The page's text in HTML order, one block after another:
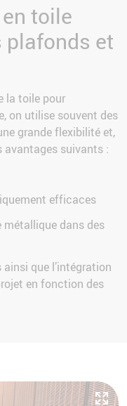
toile
plafonds et
la toile pour
on utilise souvent des
grande flexibilité et,
suivants :
efficaces
métallique dans des
que l’intégration
en fonction des